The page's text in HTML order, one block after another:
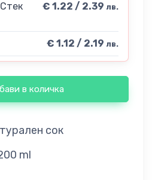
€ 1.22 / 2.39 лв.
€ 1.12 / 2.19 лв.
в количка
сок
ml